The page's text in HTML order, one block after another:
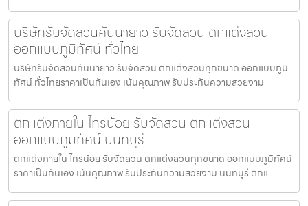
บริษัทรับจัดสวนคันนายาว รับจัดสวน ตกแต่งสวน
ออกแบบภูมิทัศน์ ทั่วไทย
บริษัทรับจัดสวนคันนายาว รับจัดสวน ตกแต่งสวนทุกขนาด ออกแบบภูมิ
ทัศน์ ทั่วไทยราคาเป็นกันเอง เน้นคุณภาพ รับประกันความสวยงาม
ตกแต่งภายใน ไทรน้อย รับจัดสวน ตกแต่งสวน
ออกแบบภูมิทัศน์ นนทบุรี
ตกแต่งภายใน ไทรน้อย รับจัดสวน ตกแต่งสวนทุกขนาด ออกแบบภูมิทัศน์
ราคาเป็นกันเอง เน้นคุณภาพ รับประกันความสวยงาม นนทบุรี ตกแ